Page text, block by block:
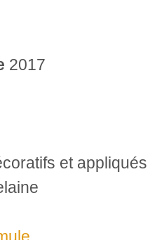
2017
et appliqués